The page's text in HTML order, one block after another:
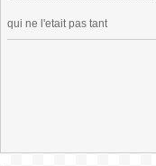
qui ne l'etait pas tant